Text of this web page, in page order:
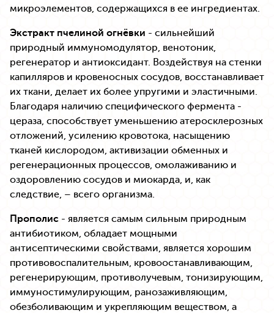
микроэлементов, содержащихся в ее ингредиентах.
Экстракт пчелиной огнёвки - сильнейший
природный иммуномодулятор, венотоник,
регенератор и антиоксидант. Воздействуя на стенки
капилляров и кровеносных сосудов, восстанавливает
их ткани, делает их более упругими и эластичными.
Благодаря наличию специфического фермента -
цераза, способствует уменьшению атеросклерозных
отложений, усилению кровотока, насыщению
тканей кислородом, активизации обменных и
регенерационных процессов, омолаживанию и
оздоровлению сосудов и миокарда, и, как
следствие, – всего организма.
Прополис - является самым сильным природным
антибиотиком, обладает мощными
антисептическими свойствами, является хорошим
противовоспалительным, кровоостанавливающим,
регенерирующим, противолучевым, тонизирующим,
иммуностимулирующим, ранозаживляющим,
обезболивающим и укрепляющим веществом, а